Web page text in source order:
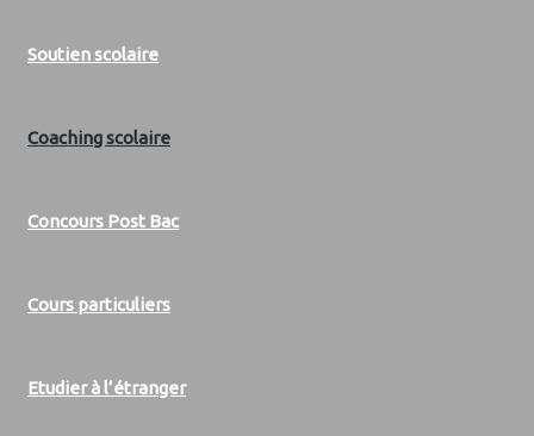
Soutien scolaire
Coaching scolaire
Concours Post Bac
Cours particuliers
Etudier à l’étranger